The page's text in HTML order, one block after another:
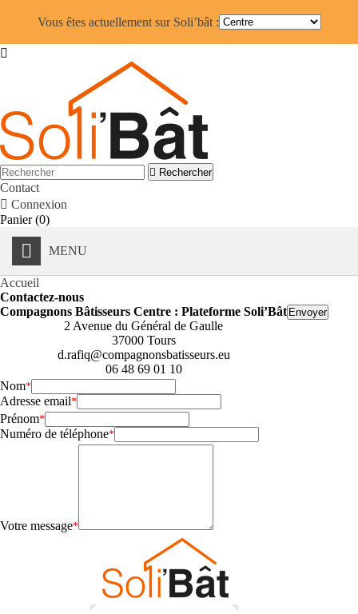
Vous êtes actuellement sur Soli’bât :

 Rechercher
Contact
 Connexion
Panier (0)
MENU
Accueil
Contactez-nous
Compagnons Bâtisseurs Centre : Plateforme Soli’Bât
2 Avenue du Général de Gaulle
37000 Tours
d.rafiq@compagnonsbatisseurs.eu
06 48 69 01 10
Nom
Adresse email
Prénom
Numéro de téléphone
Votre message
Envoyer